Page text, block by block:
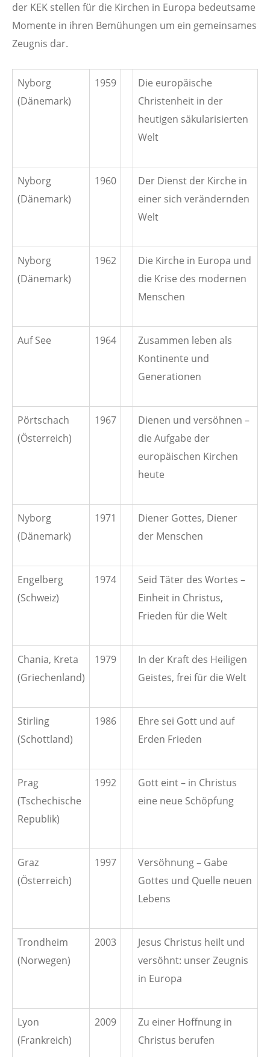
der KEK stellen für die Kirchen in Europa bedeutsame
Momente in ihren Bemühungen um ein gemeinsames
Zeugnis dar.
Nyborg
(Dänemark)
1959
Die europäische
Christenheit in der
heutigen säkularisierten
Welt
Nyborg
(Dänemark)
1960
Der Dienst der Kirche in
einer sich verändernden
Welt
Nyborg
(Dänemark)
1962
Die Kirche in Europa und
die Krise des modernen
Menschen
Auf See 1964
Zusammen leben als
Kontinente und
Generationen
Pörtschach
(Österreich)
1967
Dienen und versöhnen –
die Aufgabe der
europäischen Kirchen
heute
Nyborg
(Dänemark)
1971
Diener Gottes, Diener
der Menschen
Engelberg
(Schweiz)
1974
Seid Täter des Wortes –
Einheit in Christus,
Frieden für die Welt
Chania, Kreta
(Griechenland)
1979
In der Kraft des Heiligen
Geistes, frei für die Welt
Stirling
(Schottland)
1986
Ehre sei Gott und auf
Erden Frieden
Prag
(Tschechische
Republik)
1992
Gott eint – in Christus
eine neue Schöpfung
Graz
(Österreich)
1997
Versöhnung – Gabe
Gottes und Quelle neuen
Lebens
Trondheim
(Norwegen)
2003
Jesus Christus heilt und
versöhnt: unser Zeugnis
in Europa
Lyon
(Frankreich)
2009
Zu einer Hoffnung in
Christus berufen